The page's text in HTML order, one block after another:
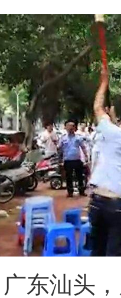
东汕头